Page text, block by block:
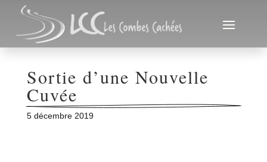
Sortie d’une Nouvelle
Cuvée
5 décembre 2019